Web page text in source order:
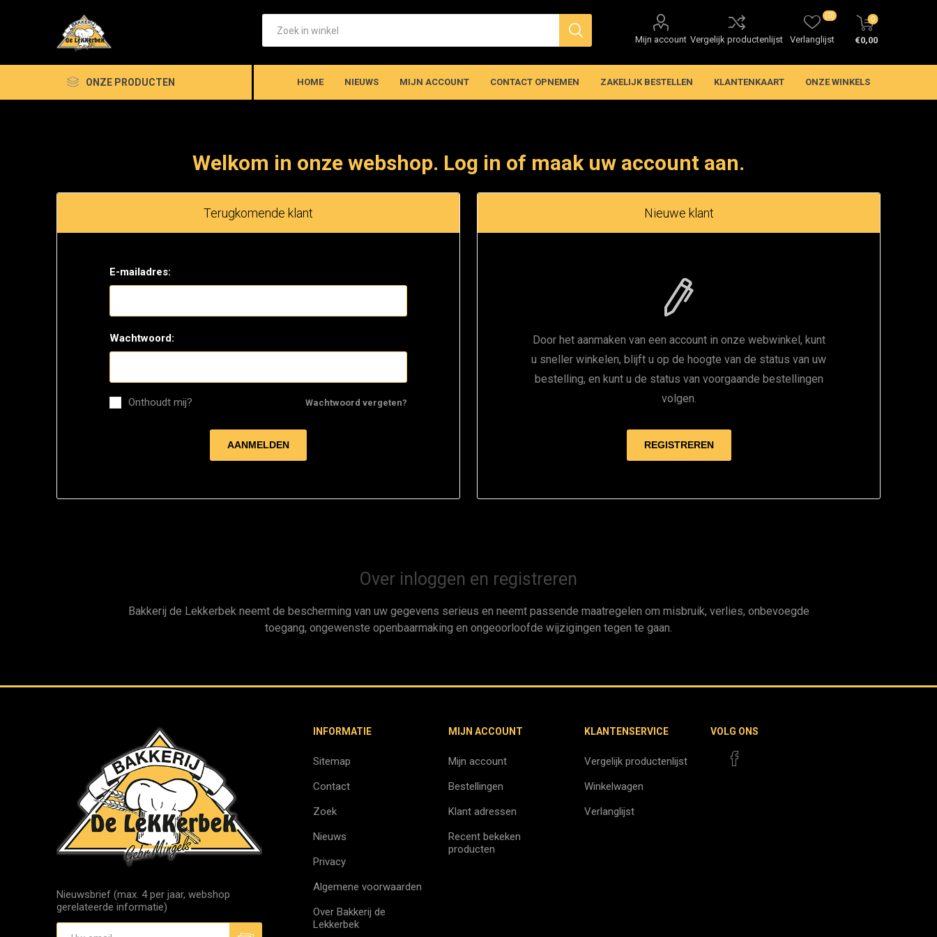
Mijn account Vergelijk productenlijst Verlanglijst
(0) 0
€0,00
ONZE PRODUCTEN HOME NIEUWS MIJN ACCOUNT CONTACT OPNEMEN ZAKELIJK BESTELLEN KLANTENKAART ONZE WINKELS
Welkom in onze webshop. Log in of maak uw account aan.
Nieuwe klant
Door het aanmaken van een account in onze webwinkel, kunt
u sneller winkelen, blijft u op de hoogte van de status van uw
bestelling, en kunt u de status van voorgaande bestellingen
volgen.
Terugkomende klant
E-mailadres:
Wachtwoord:
Wachtwoord vergeten?
Onthoudt mij?
Over inloggen en registreren
Bakkerij de Lekkerbek neemt de bescherming van uw gegevens serieus en neemt passende maatregelen om misbruik, verlies, onbevoegde
toegang, ongewenste openbaarmaking en ongeoorloofde wijzigingen tegen te gaan.
Nieuwsbrief (max. 4 per jaar, webshop
gerelateerde informatie)
INFORMATIE
Sitemap
Contact
Zoek
Nieuws
Privacy
Algemene voorwaarden
Over Bakkerij de
Lekkerbek
MIJN ACCOUNT
Mijn account
Bestellingen
Klant adressen
Recent bekeken
producten
KLANTENSERVICE
Vergelijk productenlijst
Winkelwagen
Verlanglijst
VOLG ONS